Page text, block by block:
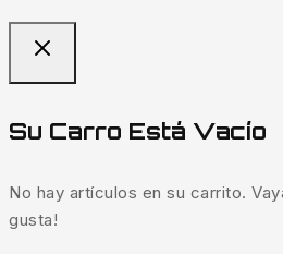
Su Carro Está Vacío
No hay artículos en su carrito.
gusta!